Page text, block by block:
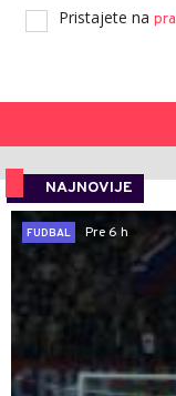
Pristajete na
NAJNOVIJE
FUDBAL
Pre 6 h